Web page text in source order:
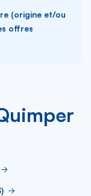
(origine et/ou
offres